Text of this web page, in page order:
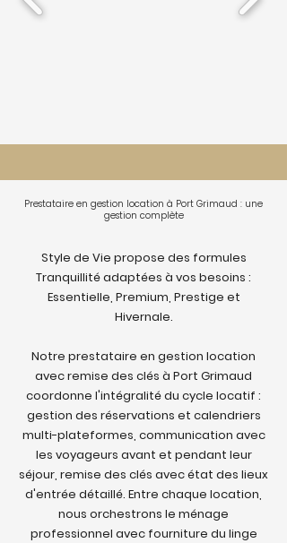
Prestataire en gestion location à Port Grimaud : une
gestion complète
Style de Vie propose des formules
Tranquillité adaptées à vos besoins :
Essentielle, Premium, Prestige et
Hivernale.
Notre prestataire en gestion location
avec remise des clés à Port Grimaud
coordonne l'intégralité du cycle locatif :
gestion des réservations et calendriers
multi-plateformes, communication avec
les voyageurs avant et pendant leur
séjour, remise des clés avec état des lieux
d'entrée détaillé. Entre chaque location,
nous orchestrons le ménage
professionnel avec fourniture du linge